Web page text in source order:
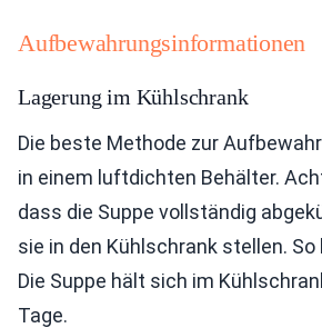
Aufbewahrungsinformationen
Lagerung im Kühlschrank
Die beste Methode zur
in einem luftdichten Behälter.
dass die Suppe vollständig
sie in den Kühlschrank stellen.
Die Suppe hält sich im
Tage.